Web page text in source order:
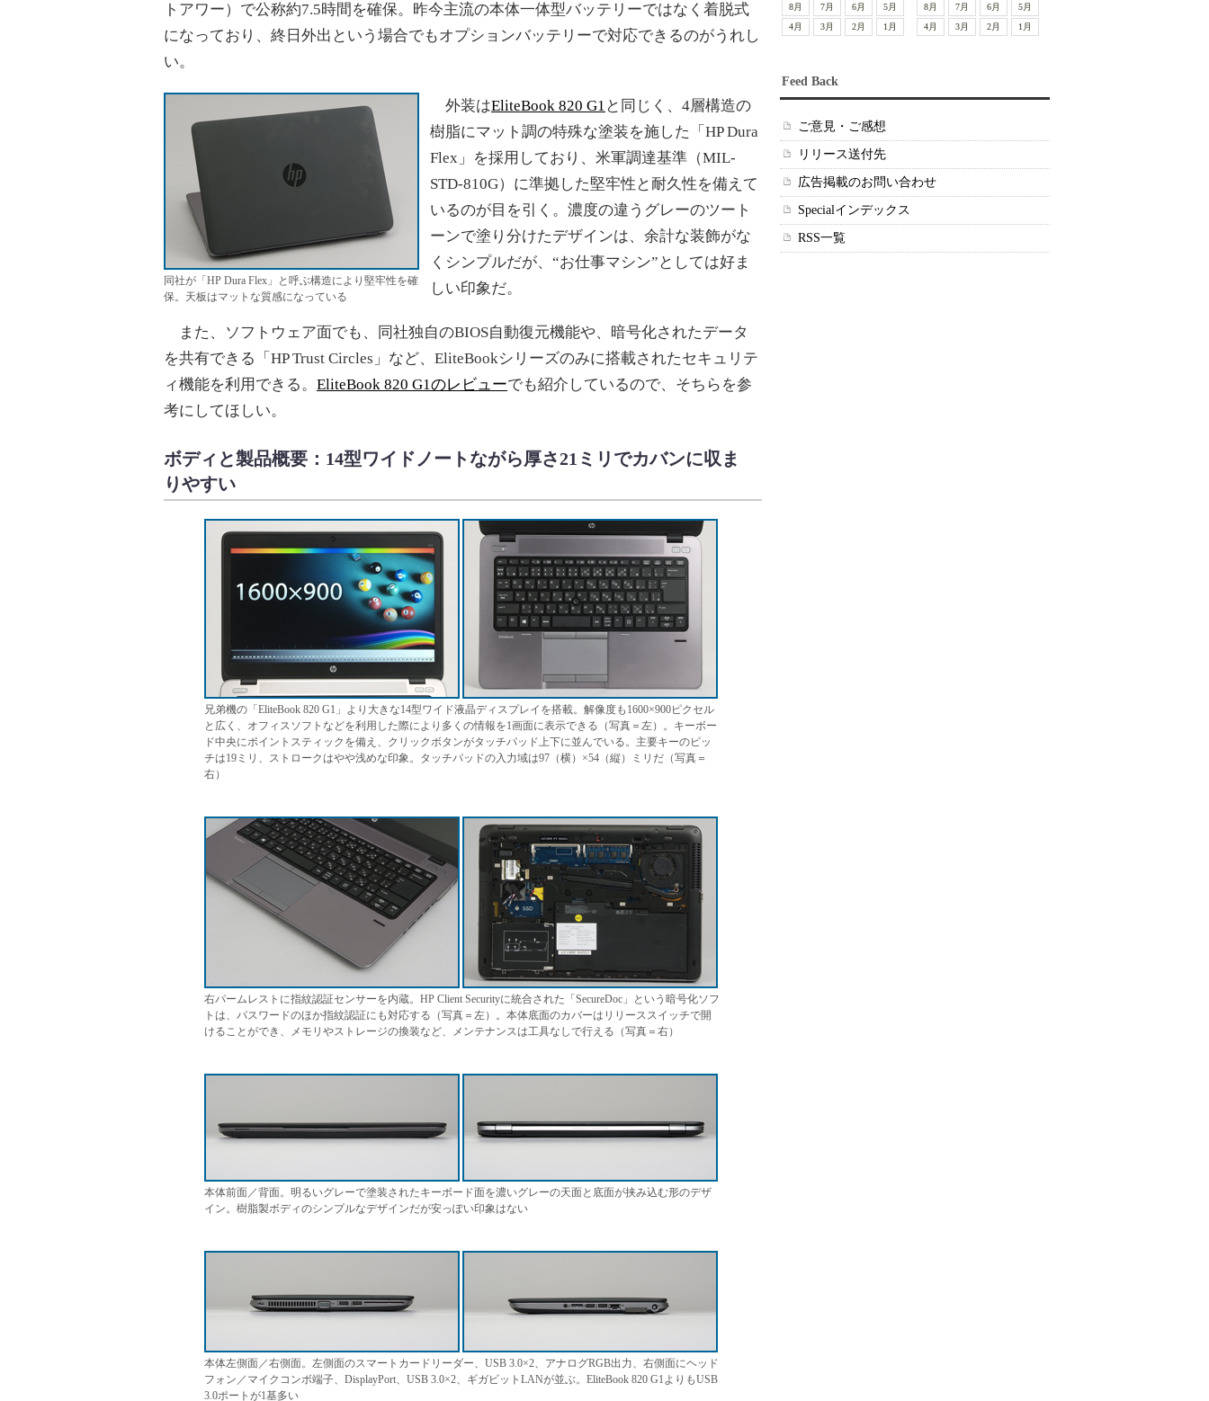
トアワー）で公称約7.5時間を確保。昨今主流の本体一体型バッテリーではなく着脱式
になっており、終日外出という場合でもオプションバッテリーで対応できるのがうれし
い。
同社が「HP Dura Flex」と呼ぶ構造により堅牢性を確
保。天板はマットな質感になっている
外装はEliteBook 820 G1 と同じく、4層構造の
樹脂にマット調の特殊な塗装を施した「HP Dura
Flex」を採用しており、米軍調達基準（MIL-
STD-810G）に準拠した堅牢性と耐久性を備えて
いるのが目を引く。濃度の違うグレーのツート
ーンで塗り分けたデザインは、余計な装飾がな
くシンプルだが、“お仕事マシン”としては好ま
しい印象だ。
また、ソフトウェア面でも、同社独自のBIOS自動復元機能や、暗号化されたデータ
を共有できる「HP Trust Circles」など、EliteBookシリーズのみに搭載されたセキュリテ
ィ機能を利用できる。 EliteBook 820 G1のレビューでも紹介しているので、そちらを参
考にしてほしい。
ボディと製品概要：14型ワイドノートながら厚さ21ミリでカバンに収ま
りやすい
兄弟機の「EliteBook 820 G1」より大きな14型ワイド液晶ディスプレイを搭載。解像度も1600×900ピクセル
と広く、オフィスソフトなどを利用した際により多くの情報を1画面に表示できる（写真＝左）。キーボー
ド中央にポイントスティックを備え、クリックボタンがタッチパッド上下に並んでいる。主要キーのピッ
チは19ミリ、ストロークはやや浅めな印象。タッチパッドの入力域は97（横）×54（縦）ミリだ（写真＝
右）
右パームレストに指紋認証センサーを内蔵。HP Client Securityに統合された「SecureDoc」という暗号化ソフ
トは、パスワードのほか指紋認証にも対応する（写真＝左）。本体底面のカバーはリリーススイッチで開
けることができ、メモリやストレージの換装など、メンテナンスは工具なしで行える（写真＝右）
本体前面／背面。明るいグレーで塗装されたキーボード面を濃いグレーの天面と底面が挟み込む形のデザ
イン。樹脂製ボディのシンプルなデザインだが安っぽい印象はない
本体左側面／右側面。左側面のスマートカードリーダー、USB 3.0×2、アナログRGB出力、右側面にヘッド
フォン／マイクコンボ端子、DisplayPort、USB 3.0×2、ギガビットLANが並ぶ。EliteBook 820 G1よりもUSB
3.0ポートが1基多い
8月
7月 6月
5月
4月
3月 2月 1月
8月
7月 6月
5月
4月
3月 2月 1月
Feed Back
ご意見・ご感想
リリース送付先
広告掲載のお問い合わせ
Specialインデックス
RSS一覧